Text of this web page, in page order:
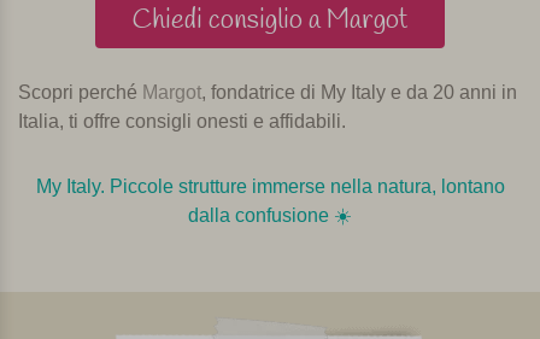
Chiedi consiglio a Margot
Scopri perché Margot, fondatrice di My Italy e da 20 anni in
Italia, ti offre consigli onesti e affidabili.
My Italy. Piccole strutture immerse nella natura, lontano
dalla confusione ☀️️️